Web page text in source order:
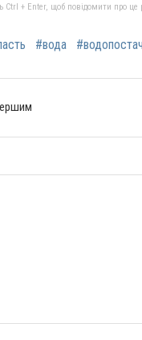
Ctrl + Enter, щоб повідомити про це
#вода